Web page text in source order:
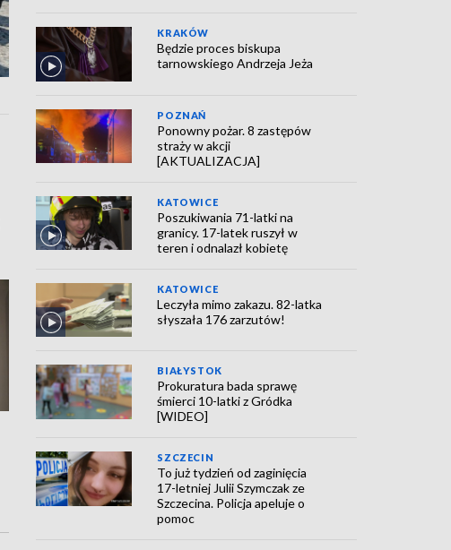
KRAKÓW
Będzie proces biskupa
tarnowskiego Andrzeja Jeża
POZNAŃ
Ponowny pożar. 8 zastępów
straży w akcji
[AKTUALIZACJA]
KATOWICE
Poszukiwania 71-latki na
granicy. 17-latek ruszył w
teren i odnalazł kobietę
KATOWICE
Leczyła mimo zakazu. 82-latka
słyszała 176 zarzutów!
BIAŁYSTOK
Prokuratura bada sprawę
śmierci 10-latki z Gródka
[WIDEO]
SZCZECIN
To już tydzień od zaginięcia
17-letniej Julii Szymczak ze
Szczecina. Policja apeluje o
pomoc